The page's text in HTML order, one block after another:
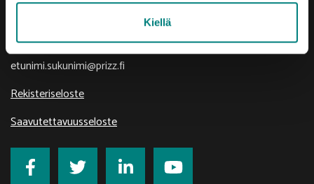
Kiellä
Vaihde (02) 620 5300
prizztech@prizz.fi
etunimi.sukunimi@prizz.fi
Rekisteriseloste
Saavutettavuusseloste